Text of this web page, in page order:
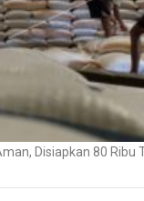
Disiapkan 80 Ribu